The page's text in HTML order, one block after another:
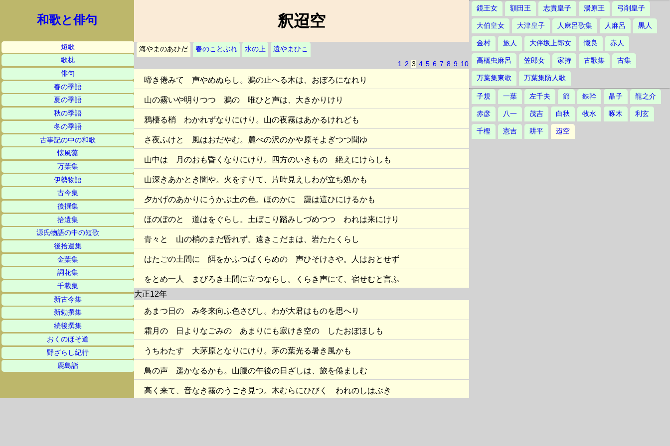
和歌と俳句
短歌
歌枕
俳句
春の季語
夏の季語
秋の季語
冬の季語
古事記の中の和歌
懐風藻
万葉集
伊勢物語
古今集
後撰集
拾遺集
源氏物語の中の短歌
後拾遺集
金葉集
詞花集
千載集
新古今集
新勅撰集
続後撰集
おくのほそ道
野ざらし紀行
鹿島詣
釈迢空
海やまのあひだ 春のことぶれ 水の上
遠やまひこ
1 2 3 4 5 6 7 8 9 10
啼き倦みて 声やめぬらし。鴉の止へる木は、おぼろになれり
山の霧いや明りつつ 鴉の 唯ひと声は、大きかりけり
鴉棲る梢 わかれずなりにけり。山の夜霧はあかるけれども
さ夜ふけと 風はおだやむ。麓べの沢のかや原そよぎつつ聞ゆ
山中は 月のおも昏くなりにけり。四方のいきもの 絶えにけらしも
山深きあかとき闇や。火をすりて、片時見えしわが立ち処かも
夕かげのあかりにうかぶ土の色。ほのかに 靄は這ひにけるかも
ほのぼのと 道はをぐらし。土ぼこり踏みしづめつつ われは来にけり
青々と 山の梢のまだ昏れず。遠きこだまは、岩たたくらし
はたごの土間に 餌をかふつばくらめの 声ひそけさや。人はおとせず
をとめ一人 まびろき土間に立つならし。くらき声にて、宿せむと言ふ
大正12年
あまつ日の み冬来向ふ色さびし。わが大君はものを思へり
霜月の 日よりなごみの あまりにも寂けき空の したおぼほしも
うちわたす 大茅原となりにけり。茅の葉光る暑き風かも
鳥の声 遥かなるかも。山腹の午後の日ざしは、旅を倦ましむ
高く来て、音なき霧のうごき見つ。木むらにひびく われのしはぶき
鏡王女 額田王 志貴皇子 湯原王 弓削皇子
大伯皇女 大津皇子 人麻呂歌集 人麻呂 黒人
金村 旅人 大伴坂上郎女 憶良 赤人
高橋虫麻呂 笠郎女 家持 古歌集 古集
万葉集東歌 万葉集防人歌
子規 一葉 左千夫 節 鉄幹 晶子 龍之介
赤彦 八一 茂吉 白秋 牧水 啄木 利玄
千樫 憲吉 耕平 迢空